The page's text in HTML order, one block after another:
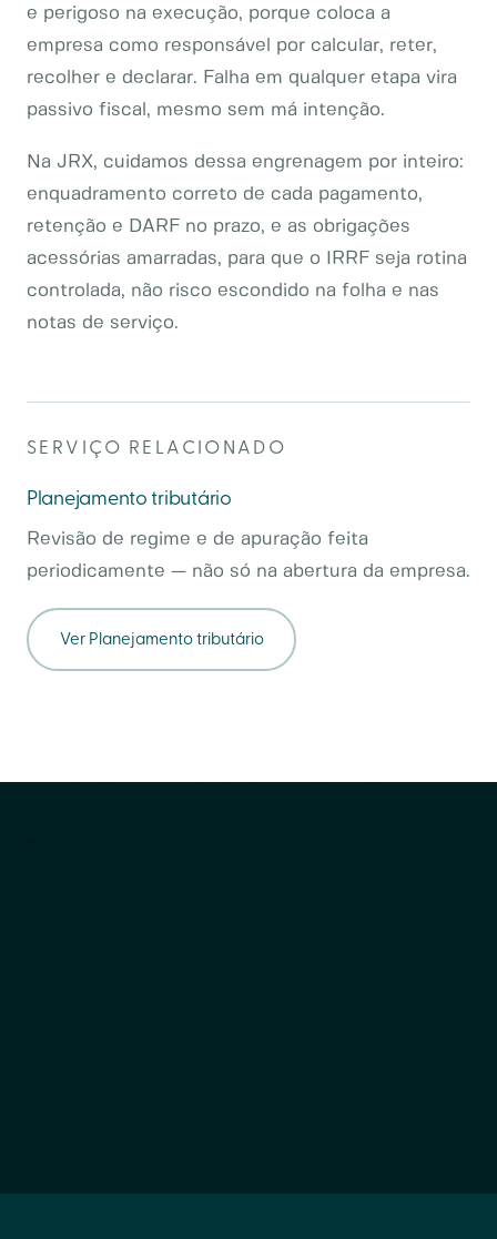
e perigoso na execução, porque coloca a
empresa como responsável por calcular, reter,
recolher e declarar. Falha em qualquer etapa vira
passivo fiscal, mesmo sem má intenção.
Na JRX, cuidamos dessa engrenagem por inteiro:
enquadramento correto de cada pagamento,
retenção e DARF no prazo, e as obrigações
acessórias amarradas, para que o IRRF seja rotina
controlada, não risco escondido na folha e nas
notas de serviço.
SERVIÇO RELACIONADO
Planejamento tributário
Revisão de regime e de apuração feita
periodicamente — não só na abertura da empresa.
Ver Planejamento tributário